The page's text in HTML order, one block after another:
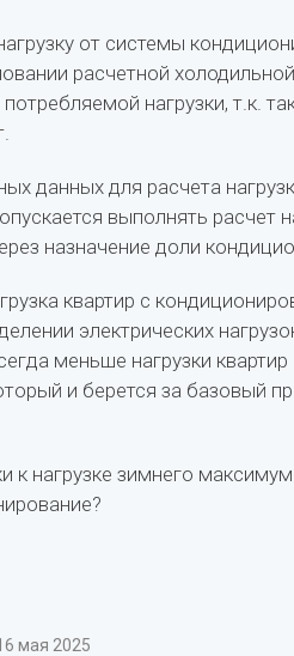
от системы
расчетной
нагрузки, т.к.
данных для расчета
выполнять расчет
назначение доли
квартир с
электрических
меньше нагрузки
и берется за базовый
к нагрузке зимнего
мая 2025